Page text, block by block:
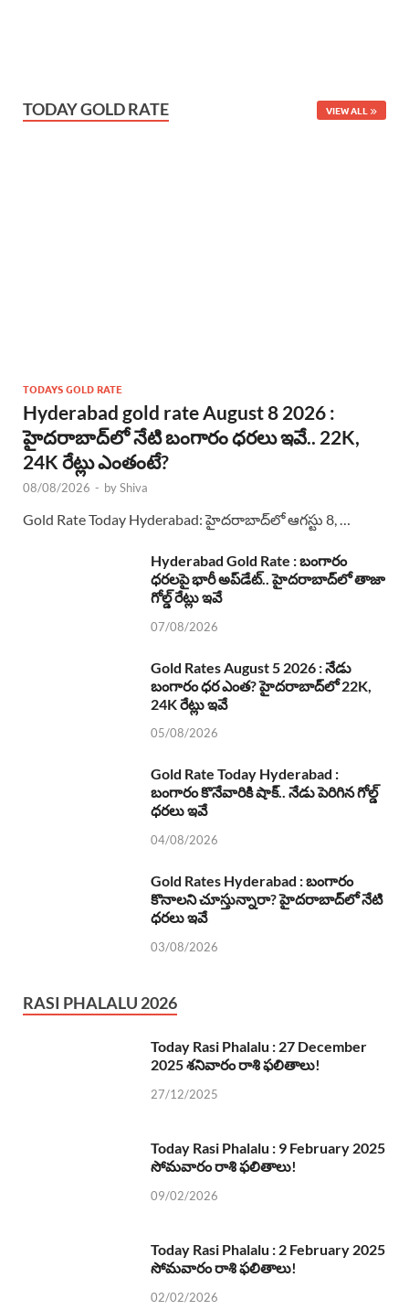
TODAY GOLD RATE VIEW ALL
TODAYS GOLD RATE
Hyderabad gold rate August 8 2026 :
హైదరాబాద్‌లో నేటి బంగారం ధరలు ఇవే.. 22K,
24K రేట్లు ఎంతంటే?
08/08/2026 - byShiva
Gold Rate Today Hyderabad: హైదరాబాద్‌లో ఆగస్టు 8, …
Hyderabad Gold Rate : బంగారం
ధరలపై భారీ అప్‌డేట్.. హైదరాబాద్‌లో తాజా
గోల్డ్ రేట్లు ఇవే
07/08/2026
Gold Rates August 5 2026 : నేడు
బంగారం ధర ఎంత? హైదరాబాద్‌లో 22K,
24K రేట్లు ఇవే
05/08/2026
Gold Rate Today Hyderabad :
బంగారం కొనేవారికి షాక్.. నేడు పెరిగిన గోల్డ్
ధరలు ఇవే
04/08/2026
Gold Rates Hyderabad : బంగారం
కొనాలని చూస్తున్నారా? హైదరాబాద్‌లో నేటి
ధరలు ఇవే
03/08/2026
RASI PHALALU 2026
Today Rasi Phalalu : 27 December
2025 శనివారం రాశి ఫలితాలు!
27/12/2025
Today Rasi Phalalu : 9 February 2025
సోమవారం రాశి ఫలితాలు!
09/02/2026
Today Rasi Phalalu : 2 February 2025
సోమవారం రాశి ఫలితాలు!
02/02/2026